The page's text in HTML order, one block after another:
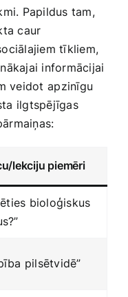
Papildus tam,
caur‌
tīkliem,
informācijai
veidot⁤ apzinīgu
ilgtspējīgas
lekciju piemēri
bioloģiskus⁢
pilsētvidē”